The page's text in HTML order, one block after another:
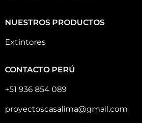
NUESTROS PRODUCTOS
Extintores
CONTACTO PERÚ
+51 936 854 089
proyectoscasalima@gmail.com